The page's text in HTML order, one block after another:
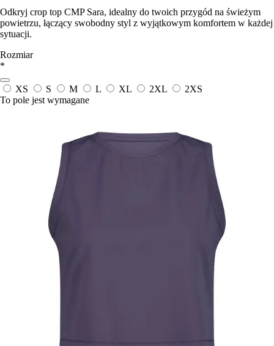
Odkryj crop top CMP Sara, idealny do twoich przygód na świeżym
powietrzu, łączący swobodny styl z wyjątkowym komfortem w każdej
sytuacji.
Rozmiar
*
XS S M L XL 2XL
2XS
To pole jest wymagane